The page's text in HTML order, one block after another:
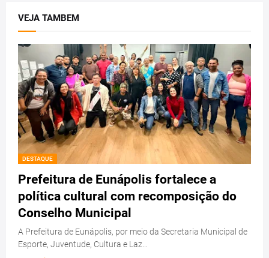
VEJA TAMBEM
DESTAQUE
Prefeitura de Eunápolis fortalece a
política cultural com recomposição do
Conselho Municipal
A Prefeitura de Eunápolis, por meio da Secretaria Municipal de
Esporte, Juventude, Cultura e Laz…